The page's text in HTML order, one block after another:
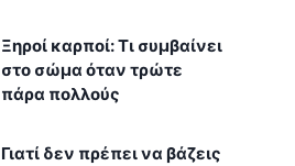
Ξηροί καρποί: Τι συμβαίνει
στο σώμα όταν τρώτε
πάρα πολλούς
Γιατί δεν πρέπει να βάζεις